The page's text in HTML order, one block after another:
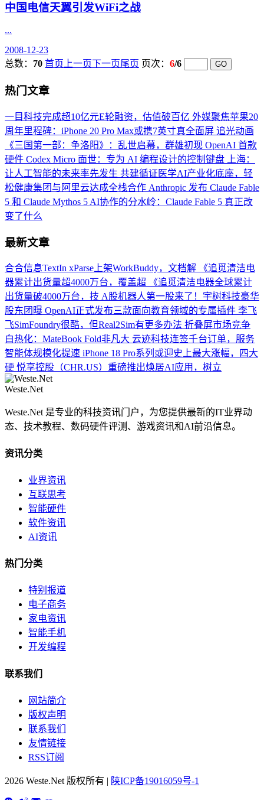
中国电信天翼引发WiFi之战
...
2008-12-23
总数： 70 首页 上一页下一页尾页 页次： 6/6
热门文章
一目科技完成超10亿元E轮融资，估值破百亿 外媒聚焦苹果20
周年里程碑：iPhone 20 Pro Max或携7英寸真全面屏 追光动画
《三国第一部：争洛阳》：乱世启幕，群雄初现 OpenAI 首款
硬件 Codex Micro 面世：专为 AI 编程设计的控制键盘
上海：
让人工智能的未来率先发生 共建循证医学AI产业化底座，轻
松健康集团与阿里云达成全栈合作 Anthropic 发布 Claude Fable
5 和 Claude Mythos 5 AI协作的分水岭：Claude Fable 5 真正改
变了什么
最新文章
合合信息TextIn xParse上架WorkBuddy，文档解
《追觅清洁电
器累计出货量超4000万台，覆盖超
《追觅清洁电器全球累计
出货量破4000万台，技 A股机器人第一股来了！宇树科技豪华
股东团曝 OpenAI正式发布三款面向教育领域的专属插件 李飞
飞SimFoundry很酷，但Real2Sim有更多办法 折叠屏市场竞争
白热化：MateBook Fold非凡大 云迹科技连签千台订单，服务
智能体规模化提速 iPhone 18 Pro系列或迎史上最大涨幅，四大
硬 悦享控股（CHR.US）重磅推出焕居AI应用，树立
Weste.Net
Weste.Net 是专业的科技资讯门户，为您提供最新的IT业界动
态、技术教程、数码硬件评测、游戏资讯和AI前沿信息。
资讯分类
业界资讯
互联思考
智能硬件
软件资讯
AI资讯
热门分类
特别报道
电子商务
家电资讯
智能手机
开发编程
联系我们
网站简介
版权声明
联系我们
友情链接
RSS订阅
2026 Weste.Net 版权所有 | 陕ICP备19016059号-1